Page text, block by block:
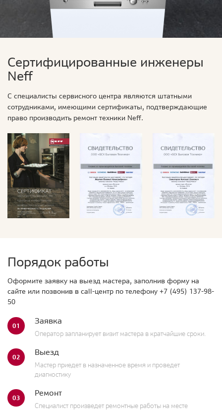
Сертифицированные инженеры
Neff
С специалисты сервисного центра являются штатными
сотрудниками, имеющими сертификаты, подтверждающие
право производить ремонт техники Neff.
Порядок работы
Оформите заявку на выезд мастера, заполнив форму на
сайте или позвонив в call-центр по телефону +7 (495) 137-98-
50
01 Заявка
Оператор запланирует визит мастера в кратчайшие сроки.
02 Выезд
Мастер приедет в назначенное время и проведет
диагностику
03 Ремонт
Специалист произведет ремонтные работы на месте